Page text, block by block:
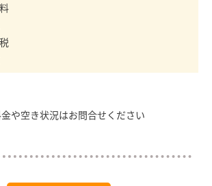
や空き状況はお問合せください